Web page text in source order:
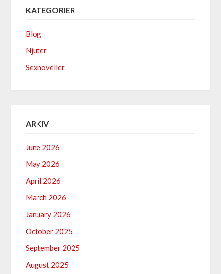
KATEGORIER
Blog
Njuter
Sexnoveller
ARKIV
June 2026
May 2026
April 2026
March 2026
January 2026
October 2025
September 2025
August 2025